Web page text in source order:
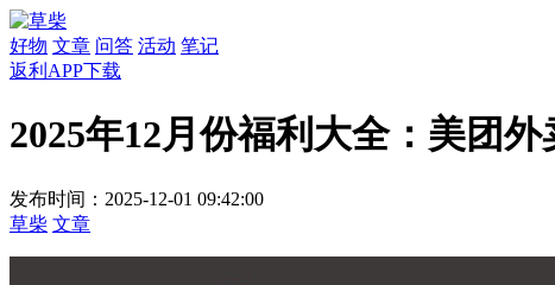
好物 文章 问答 活动 笔记
返利APP下载
2025年12月份福利大全：美团
发布时间：2025-12-01 09:42:00
草柴 文章